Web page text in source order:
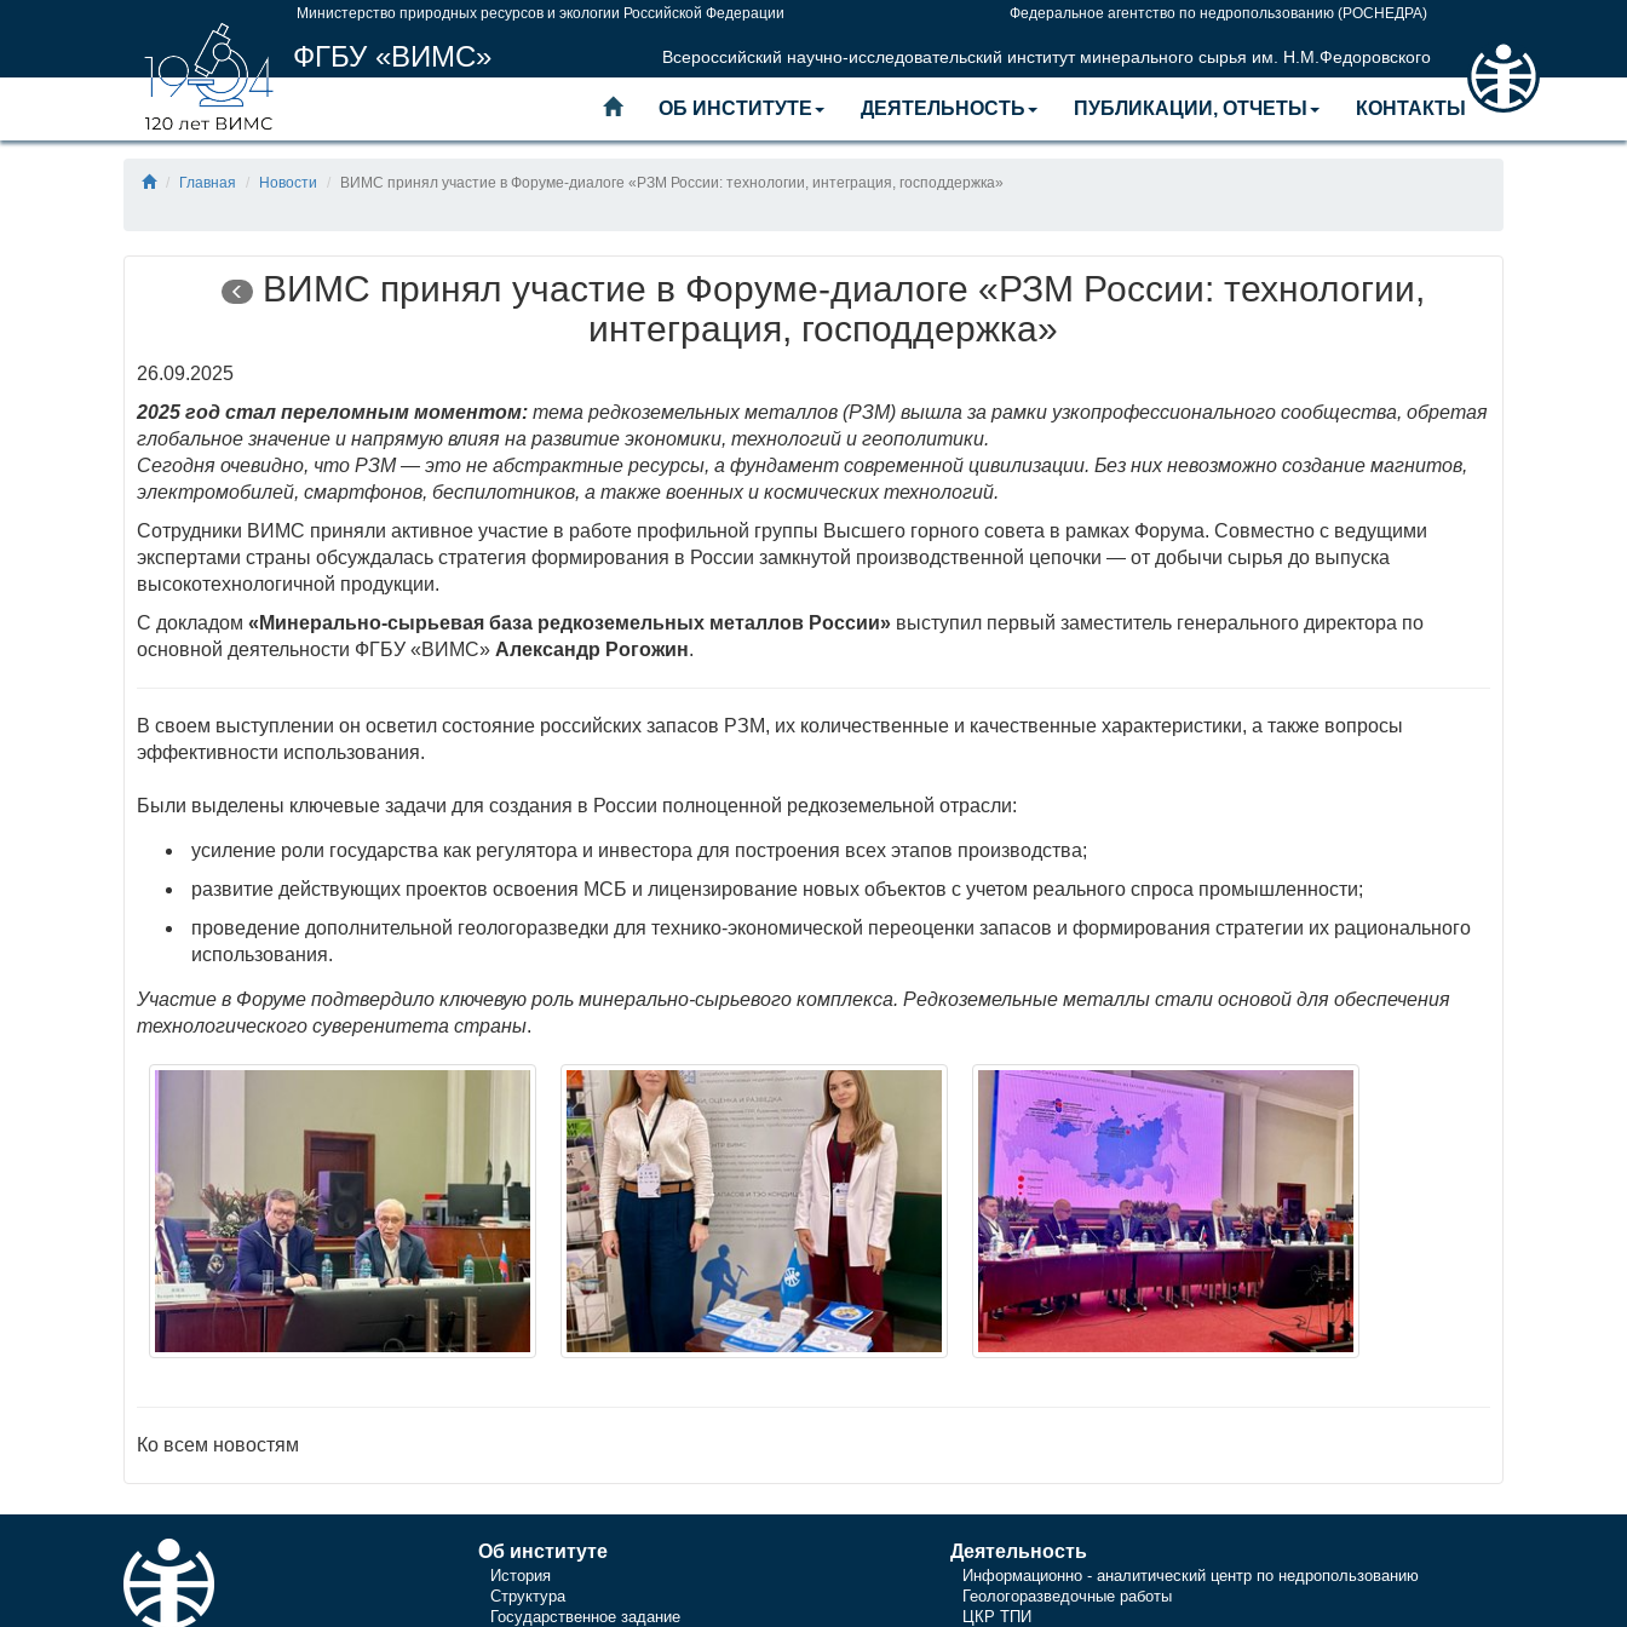
Министерство природных ресурсов и экологии Российской Федерации Федеральное агентство по недропользованию (РОСНЕДРА)
ФГБУ «ВИМС» Всероссийский научно-исследовательский институт минерального сырья им. Н.М.Федоровского
ОБ ИНСТИТУТЕ ДЕЯТЕЛЬНОСТЬ ПУБЛИКАЦИИ, ОТЧЕТЫ КОНТАКТЫ
Главная Новости ВИМС принял участие в Форуме-диалоге «РЗМ России: технологии, интеграция, господдержка»
ВИМС принял участие в Форуме-диалоге «РЗМ России: технологии,
интеграция, господдержка»
26.09.2025
2025 год стал переломным моментом: тема редкоземельных металлов (РЗМ) вышла за рамки узкопрофессионального сообщества, обретая
глобальное значение и напрямую влияя на развитие экономики, технологий и геополитики.
Сегодня очевидно, что РЗМ — это не абстрактные ресурсы, а фундамент современной цивилизации. Без них невозможно создание магнитов,
электромобилей, смартфонов, беспилотников, а также военных и космических технологий.
Сотрудники ВИМС приняли активное участие в работе профильной группы Высшего горного совета в рамках Форума. Совместно с ведущими
экспертами страны обсуждалась стратегия формирования в России замкнутой производственной цепочки — от добычи сырья до выпуска
высокотехнологичной продукции.
С докладом «Минерально-сырьевая база редкоземельных металлов России» выступил первый заместитель генерального директора по
основной деятельности ФГБУ «ВИМС» Александр Рогожин.
В своем выступлении он осветил состояние российских запасов РЗМ, их количественные и качественные характеристики, а также вопросы
эффективности использования.
Были выделены ключевые задачи для создания в России полноценной редкоземельной отрасли:
усиление роли государства как регулятора и инвестора для построения всех этапов производства;
развитие действующих проектов освоения МСБ и лицензирование новых объектов с учетом реального спроса промышленности;
проведение дополнительной геологоразведки для технико-экономической переоценки запасов и формирования стратегии их рационального
использования.
Участие в Форуме подтвердило ключевую роль минерально-сырьевого комплекса. Редкоземельные металлы стали основой для обеспечения
технологического суверенитета страны.
Ко всем новостям
Об институте
История
Структура
Государственное задание
Деятельность
Информационно - аналитический центр по недропользованию
Геологоразведочные работы
ЦКР ТПИ